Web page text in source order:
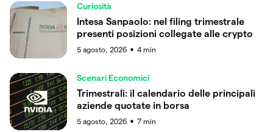
Curiosità
Intesa Sanpaolo: nel filing trimestrale
presenti posizioni collegate alle crypto
5 agosto, 2026 ● 4 min
Scenari Economici
Trimestrali: il calendario delle principali
aziende quotate in borsa
5 agosto, 2026 ● 7 min